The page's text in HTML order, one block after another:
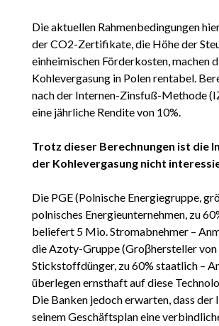
Die aktuellen Rahmenbedingungen
der CO2-Zertifikate, die Höhe der
einheimischen Förderkosten, machen
Kohlevergasung in Polen rentabel.
nach der Internen-Zinsfuß-Methode
eine jährliche Rendite von 10%.
Trotz dieser Berechnungen ist die
der Kohlevergasung nicht
Die PGE (Polnische Energiegruppe,
polnisches Energieunternehmen, zu
beliefert 5 Mio. Stromabnehmer –
die Azoty-Gruppe (Groβhersteller von
Stickstoffdünger, zu 60% staatlich –
überlegen ernsthaft auf diese
Die Banken jedoch erwarten, dass der
seinem Geschäftsplan eine